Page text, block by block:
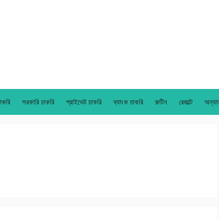
সরকারি চাকরি প্রাইভেট চাকরি ব্যাংক চাকরি রুটিন রেজাল্ট